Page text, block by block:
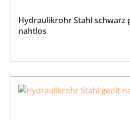
Hydraulikrohr Stahl schwarz
nahtlos